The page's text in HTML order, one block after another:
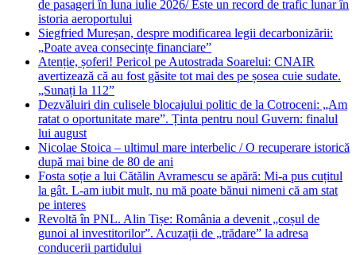
de pasageri în luna iulie 2026/ Este un record de trafic lunar în
istoria aeroportului
Siegfried Mureșan, despre modificarea legii decarbonizării:
„Poate avea consecințe financiare”
Atenție, șoferi! Pericol pe Autostrada Soarelui: CNAIR
avertizează că au fost găsite tot mai des pe șosea cuie sudate.
„Sunați la 112”
Dezvăluiri din culisele blocajului politic de la Cotroceni: „Am
ratat o oportunitate mare”. Ținta pentru noul Guvern: finalul
lui august
Nicolae Stoica – ultimul mare interbelic / O recuperare istorică
după mai bine de 80 de ani
Fosta soție a lui Cătălin Avramescu se apără: Mi-a pus cuțitul
la gât. L-am iubit mult, nu mă poate bănui nimeni că am stat
pe interes
Revoltă în PNL. Alin Tișe: România a devenit „coșul de
gunoi al investitorilor”. Acuzații de „trădare” la adresa
conducerii partidului